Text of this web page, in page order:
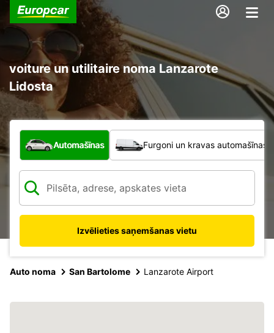
voiture un utilitaire noma Lanzarote
Lidosta
Kāda veida transportlīdzeklis?
Automašīnas Furgoni un kravas automašīnas
Izvēlieties saņemšanas vietu
Auto noma San Bartolome Lanzarote Airport